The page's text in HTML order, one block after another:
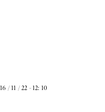
16 / 11 / 22 - 12: 10